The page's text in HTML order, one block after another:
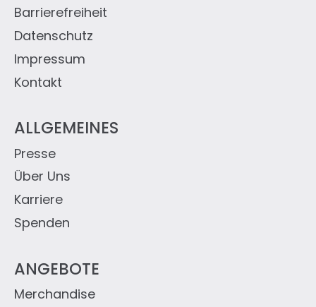
ANGEBOTE
Merchandise
ALLGEMEINES
Spenden
Karriere
Über Uns
Presse
Kontakt
Impressum
Datenschutz
Barrierefreiheit